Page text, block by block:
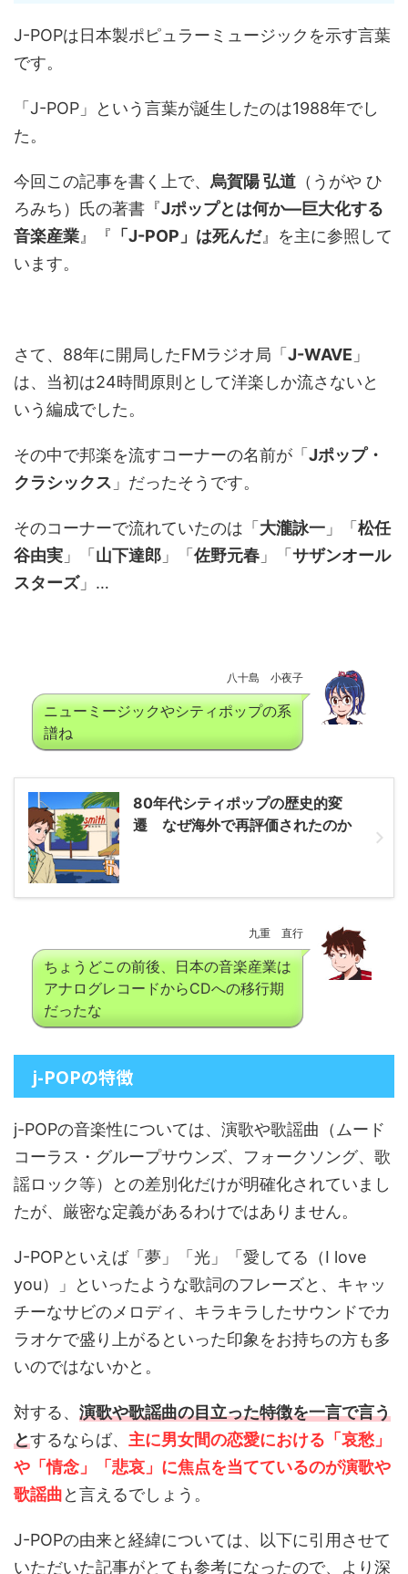
J-POPは日本製ポピュラーミュージックを示す言葉
です。
「J-POP」という言葉が誕生したのは1988年でし
た。
今回この記事を書く上で、 烏賀陽 弘道 （うがや ひ
ろみち）氏の著書『Jポップとは何か―巨大化する
音楽産業 』『 「J-POP」は死んだ』を主に参照して
います。
さて、88年に開局したFMラジオ局「 J-WAVE 」
は、当初は24時間原則として洋楽しか流さないと
いう編成でした。
その中で邦楽を流すコーナーの名前が「 Jポップ・
クラシックス 」だったそうです。
そのコーナーで流れていたのは「 大瀧詠一 」「 松任
谷由実 」「 山下達郎 」「 佐野元春 」「 サザンオール
スターズ」…
八十島 小夜子
ニューミージックやシティポップの系
譜ね
80年代シティポップの歴史的変
遷 なぜ海外で再評価されたのか
九重 直行
ちょうどこの前後、日本の音楽産業は
アナログレコードからCDへの移行期
だったな
j-POPの特徴
j-POPの音楽性については、演歌や歌謡曲（ムード
コーラス・グループサウンズ、フォークソング、歌
謡ロック等）との差別化だけが明確化されていまし
たが、厳密な定義があるわけではありません。
J-POPといえば「夢」「光」「愛してる（I love
you）」といったような歌詞のフレーズと、キャッ
チーなサビのメロディ、キラキラしたサウンドでカ
ラオケで盛り上がるといった印象をお持ちの方も多
いのではないかと。
対する、 演歌や歌謡曲の目立った特徴を一言で言う
とするならば、 主に男女間の恋愛における「哀愁」
や「情念」「悲哀」に焦点を当てているのが演歌や
歌謡曲と言えるでしょう。
J-POPの由来と経緯については、以下に引用させて
いただいた記事がとても参考になったので、より深